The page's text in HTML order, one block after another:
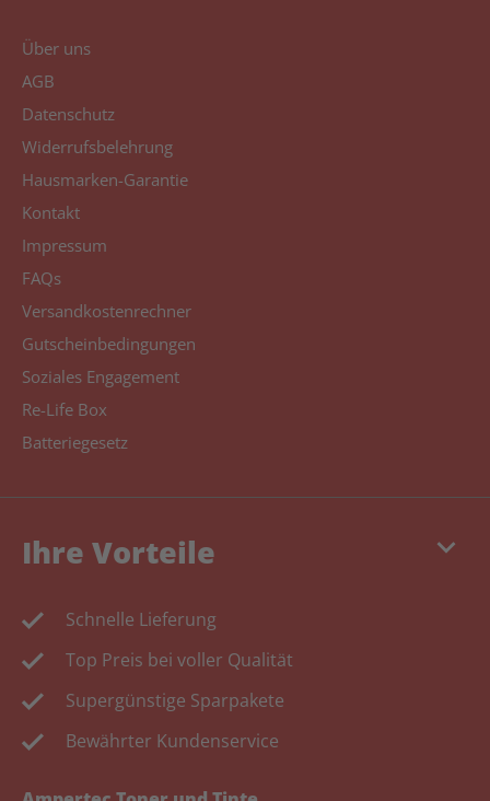
Über uns
AGB
Datenschutz
Widerrufsbelehrung
Hausmarken-Garantie
Kontakt
Impressum
FAQs
Versandkostenrechner
Gutscheinbedingungen
Soziales Engagement
Re-Life Box
Batteriegesetz
keyboard_arrow_down
Ihre Vorteile
Schnelle Lieferung
Top Preis bei voller Qualität
Supergünstige Sparpakete
Bewährter Kundenservice